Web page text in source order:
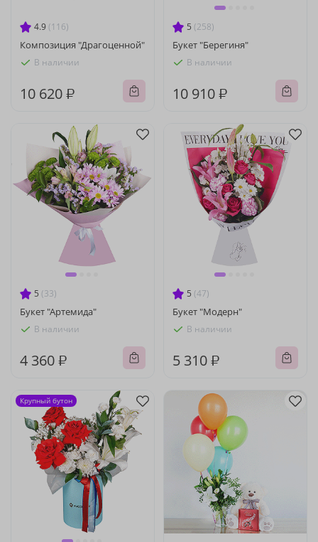
4.9 (116)
Композиция "Драгоценной"
В наличии
10 620 ₽
5 (258)
Букет "Берегиня"
В наличии
10 910 ₽
5 (33)
Букет "Артемида"
В наличии
4 360 ₽
5 (47)
Букет "Модерн"
В наличии
5 310 ₽
Крупный бутон